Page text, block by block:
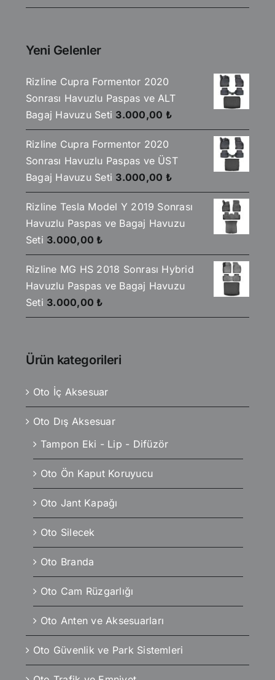
fiyat:
andaki
Yeni Gelenler
Rizline Cupra Formentor 2020
Sonrası Havuzlu Paspas ve ALT
Bagaj Havuzu Seti 3.000,00 ₺
Rizline Cupra Formentor 2020
Sonrası Havuzlu Paspas ve ÜST
Bagaj Havuzu Seti 3.000,00 ₺
Rizline Tesla Model Y 2019 Sonrası
Havuzlu Paspas ve Bagaj Havuzu
Seti 3.000,00 ₺
Rizline MG HS 2018 Sonrası Hybrid
Havuzlu Paspas ve Bagaj Havuzu
Seti 3.000,00 ₺
Ürün kategorileri
Oto İç Aksesuar
Oto Dış Aksesuar
Tampon Eki - Lip - Difüzör
Oto Ön Kaput Koruyucu
Oto Jant Kapağı
Oto Silecek
Oto Branda
Oto Cam Rüzgarlığı
Oto Anten ve Aksesuarları
Oto Güvenlik ve Park Sistemleri